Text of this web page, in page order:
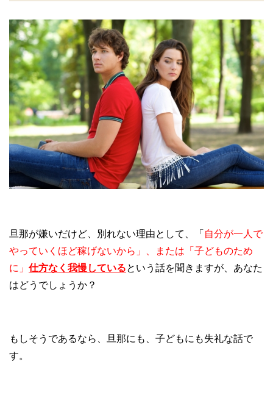
旦那が嫌いだけど、別れない理由として、「 自分が一人で
やっていくほど稼げないから」、または「子どものため
に」 仕方なく我慢しているという話を聞きますが、あなた
はどうでしょうか？
もしそうであるなら、旦那にも、子どもにも失礼な話で
す。